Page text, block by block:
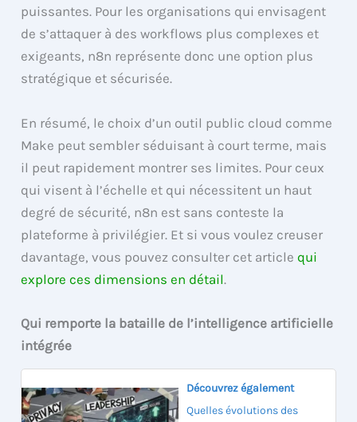
puissantes. Pour les organisations qui envisagent
de s’attaquer à des workflows plus complexes et
exigeants, n8n représente donc une option plus
stratégique et sécurisée.
En résumé, le choix d’un outil public cloud comme
Make peut sembler séduisant à court terme, mais
il peut rapidement montrer ses limites. Pour ceux
qui visent à l’échelle et qui nécessitent un haut
degré de sécurité, n8n est sans conteste la
plateforme à privilégier. Et si vous voulez creuser
davantage, vous pouvez consulter cet articlequi
explore ces dimensions en détail.
Qui remporte la bataille de l’intelligence artificielle
intégrée
Découvrez également
Quelles évolutions des